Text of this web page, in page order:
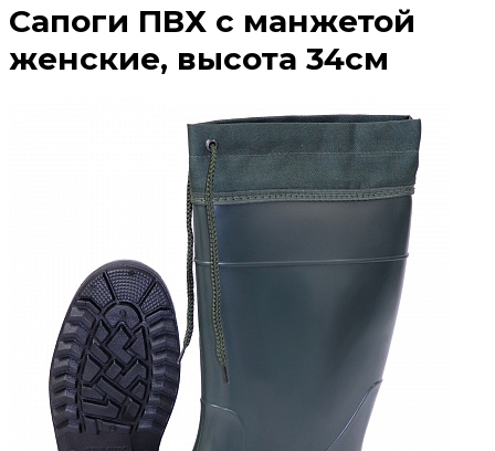
Сапоги ПВХ с манжетой
женские, высота 34см